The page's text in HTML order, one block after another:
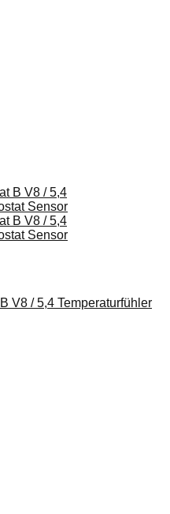
V8 / 5,4 Temperaturfühler